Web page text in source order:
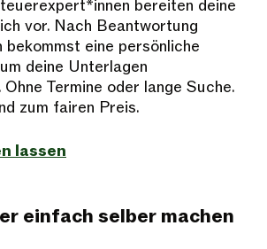
bereiten deine
vor. Nach Beantwortung
bekommst eine persönliche
deine Unterlagen
Termine oder lange Suche.
zum fairen Preis.
lassen
einfach selber machen